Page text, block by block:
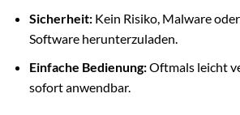
Sicherheit:Kein Risiko, Malware
Software herunterzuladen.
Einfache Bedienung:Oftmals leicht
sofort anwendbar.